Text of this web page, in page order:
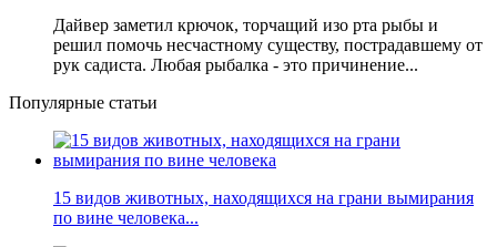
Дайвер заметил крючок, торчащий изо рта рыбы и
решил помочь несчастному существу, пострадавшему от
рук садиста. Любая рыбалка - это причинение...
Популярные статьи
15 видов животных, находящихся на грани вымирания
по вине человека...